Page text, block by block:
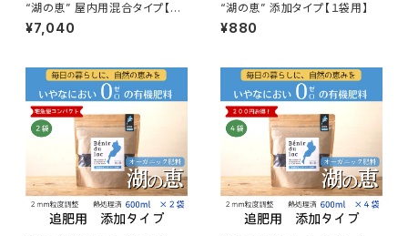
“湖の恵” 屋内用混合タイプ【４
袋セット】
¥7,040
“湖の恵” 添加タイプ【１袋用】
¥880